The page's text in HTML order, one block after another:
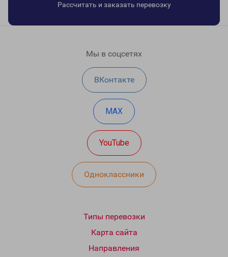
Рассчитать и заказать перевозку
Мы в соцсетях
ВКонтакте
MAX
YouTube
Одноклассники
Типы перевозки
Карта сайта
Направления